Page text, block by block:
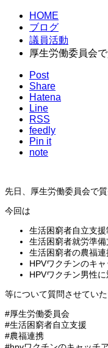
HOME
ブログ
議員活動
厚生労働委員会
Post
Share
Hatena
Line
RSS
feedly
Pin it
note
先日、厚生労働委員会で
今回は
生活困窮者自立支
生活困窮者就労準
生活困窮者の農福連
HPVワクチンのキ
HPVワクチン男性
等について質問させていた
#厚生労働委員会
#生活困窮者自立支援
#農福連携